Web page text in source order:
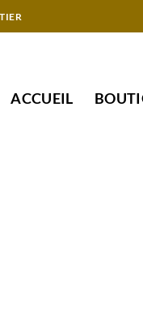
ACCUEIL